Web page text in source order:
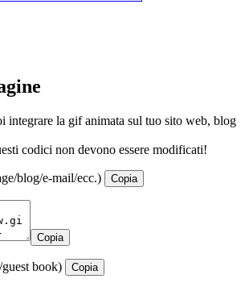
integrare la gif animata sul tuo sito web, blog
codici non devono essere modificati!
blog/e-mail/ecc.) Copia
Copia
book) Copia